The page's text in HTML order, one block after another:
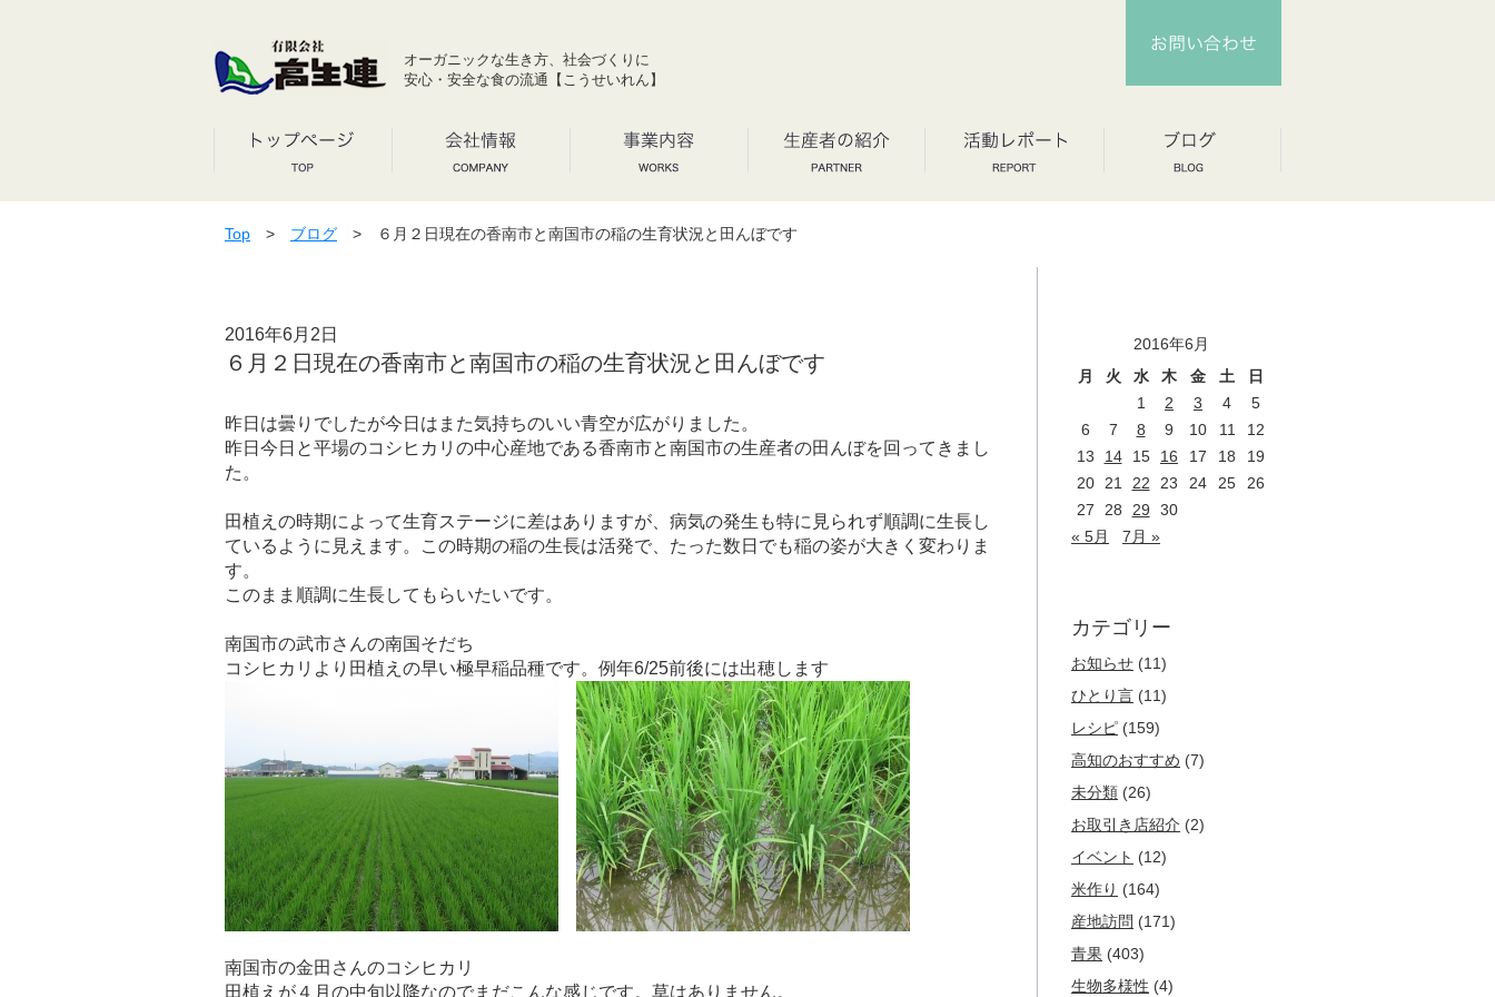
オーガニックな生き方、社会づくりに
安心・安全な食の流通【こうせいれん】
Top > ブログ > ６月２日現在の香南市と南国市の稲の生育状況と田んぼです
2016年6月2日
６月２日現在の香南市と南国市の稲の生育状況と田んぼです
昨日は曇りでしたが今日はまた気持ちのいい青空が広がりました。
昨日今日と平場のコシヒカリの中心産地である香南市と南国市の生産者の田んぼを回ってきまし
た。
田植えの時期によって生育ステージに差はありますが、病気の発生も特に見られず順調に生長し
ているように見えます。この時期の稲の生長は活発で、たった数日でも稲の姿が大きく変わりま
す。
このまま順調に生長してもらいたいです。
南国市の武市さんの南国そだち
コシヒカリより田植えの早い極早稲品種です。例年6/25前後には出穂します
南国市の金田さんのコシヒカリ
田植えが４月の中旬以降なのでまだこんな感じです。草はありません。
2016年6月
月
火 水 木 金 土
日
1
2 3 4
5
6
7 8 9 10 11
12
13
14 15 16 17 18
19
20
21 22 23 24 25
26
27
28 29
30
« 5月
7月 »
カテゴリー
お知らせ (11)
ひとり言 (11)
レシピ (159)
高知のおすすめ (7)
未分類 (26)
お取引き店紹介 (2)
イベント (12)
米作り (164)
産地訪問 (171)
青果 (403)
生物多様性 (4)